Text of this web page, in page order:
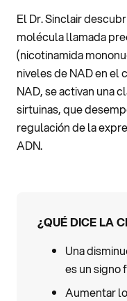
El Dr. Sinclair
molécula llamada
(nicotinamida
niveles de NAD en el
NAD, se activan una
sirtuinas, que
regulación de la
ADN.
¿QUÉ DICE LA
Una
es un signo
Aumentar